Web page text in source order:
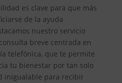
es clave para que más
de la ayuda
nuestro servicio
breve centrada en
telefónica, que te permite
tu bienestar por tan solo
inigualable para recibir